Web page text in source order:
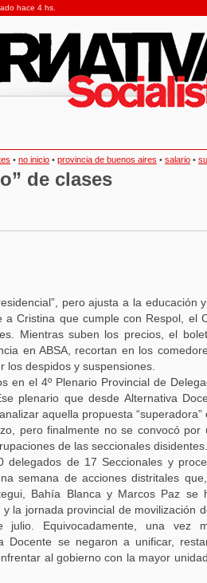
hace 4 hs.
• no inicio • provincia de buenos aires • salario •
de clases
pero ajusta a la educación
a Cristina que cumple con Respol, el
Mientras suben los precios, el
en ABSA, recortan en los
los despidos y suspensiones.
en el 4º Plenario Provincial de
plenario que desde Alternativa
aquella propuesta “superadora”
pero finalmente no se convocó por
de las seccionales disidentes.
delegados de 17 Seccionales y
semana de acciones distritales
Bahía Blanca y Marcos Paz se
la jornada provincial de movilización
Equivocadamente, una vez
Docente se negaron a unificar,
al gobierno con la mayor